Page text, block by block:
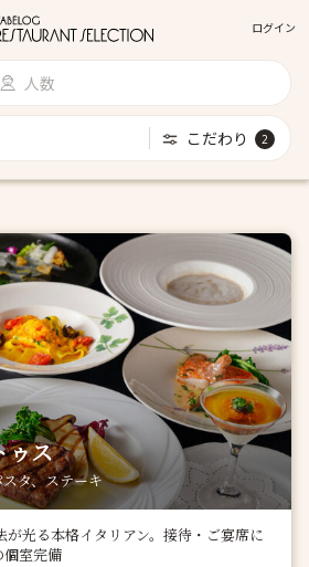
ログイン
人数
こだわり 2
ゥス
タ、ステーキ
光る本格イタリアン。接待・ご宴席に
室完備